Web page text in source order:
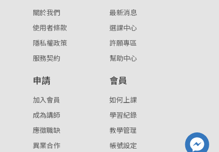
關於我們
使用者條款
隱私權政策
服務契約
最新消息
選課中心
許願專區
幫助中心
申請
加入會員
成為講師
應徵職缺
異業合作
會員
如何上課
學習紀錄
教學管理
帳號設定